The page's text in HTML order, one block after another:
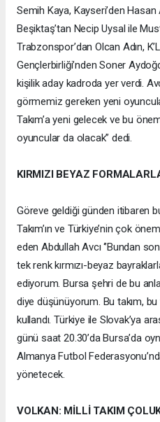
Semih Kaya, Kayseri’den Hasan
Beşiktaş’tan Necip Uysal ile
Trabzonspor’dan Olcan Adın,
Gençlerbirliği’nden Soner
kişilik aday kadroda yer verdi.
görmemiz gereken yeni
Takım’a yeni gelecek ve bu
oyuncular da olacak” dedi.
KIRMIZI BEYAZ
Göreve geldiği günden itibaren
Takım’ın ve Türkiye’nin çok
eden Abdullah Avcı ‘’Bundan
tek renk kırmızı-beyaz
ediyorum. Bursa şehri de bu
diye düşünüyorum. Bu takım,
kullandı. Türkiye ile Slovak’ya
günü saat 20.30’da Bursa’da
Almanya Futbol
yönetecek.
VOLKAN: MİLLİ TAKIM